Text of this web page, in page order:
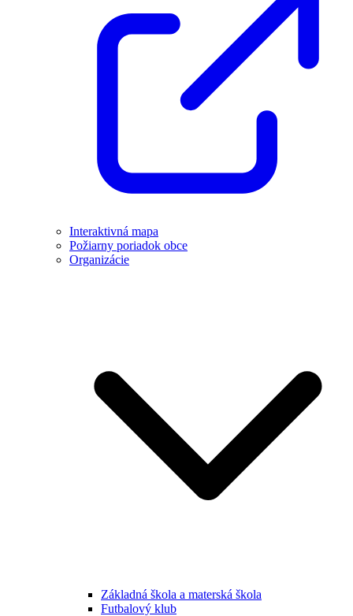
Interaktivná mapa
Požiarny poriadok obce
Organizácie
Základná škola a materská škola
Futbalový klub